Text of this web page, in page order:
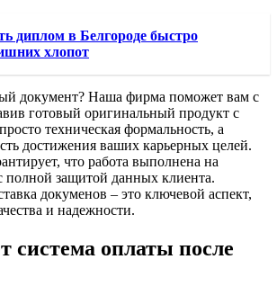
диплом в Белгороде быстро
хлопот
документ? Наша фирма поможет вам с
готовый оригинальный продукт с
техническая формальность, а
достижения ваших карьерных целей.
что работа выполнена на
полной защитой данных клиента.
докуменов – это ключевой аспект,
и надежности.
система оплаты после